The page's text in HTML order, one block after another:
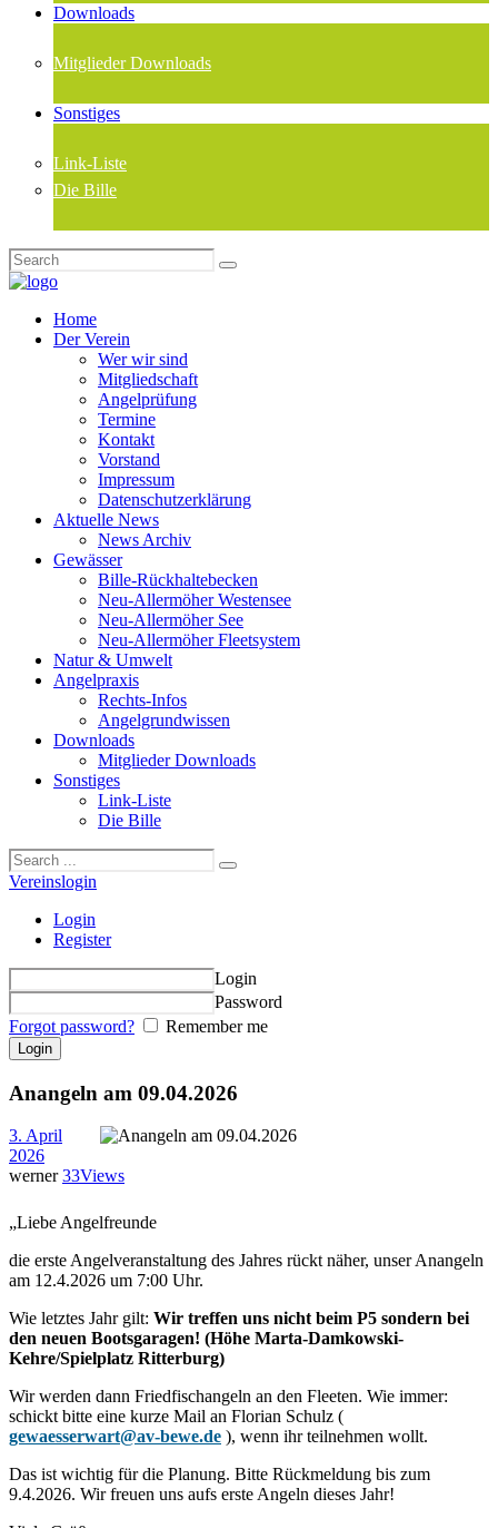
Downloads
Mitglieder Downloads
Sonstiges
Link-Liste
Die Bille
Home
Der Verein
Wer wir sind
Mitgliedschaft
Angelprüfung
Termine
Kontakt
Vorstand
Impressum
Datenschutzerklärung
Aktuelle News
News Archiv
Gewässer
Bille-Rückhaltebecken
Neu-Allermöher Westensee
Neu-Allermöher See
Neu-Allermöher Fleetsystem
Natur & Umwelt
Angelpraxis
Rechts-Infos
Angelgrundwissen
Downloads
Mitglieder Downloads
Sonstiges
Link-Liste
Die Bille
Vereinslogin
Login
Register
Login
Password
Forgot password?
Remember me
Anangeln am 09.04.2026
3. April
2026
werner 33Views
„Liebe Angelfreunde
die erste Angelveranstaltung des Jahres rückt näher, unser Anangeln
am 12.4.2026 um 7:00 Uhr.
Wie letztes Jahr gilt: Wir treffen uns nicht beim P5 sondern bei
den neuen Bootsgaragen! (Höhe Marta-Damkowski-
Kehre/Spielplatz Ritterburg)
Wir werden dann Friedfischangeln an den Fleeten. Wie immer:
schickt bitte eine kurze Mail an Florian Schulz (
gewaesserwart@av-bewe.de ), wenn ihr teilnehmen wollt.
Das ist wichtig für die Planung. Bitte Rückmeldung bis zum
9.4.2026. Wir freuen uns aufs erste Angeln dieses Jahr!